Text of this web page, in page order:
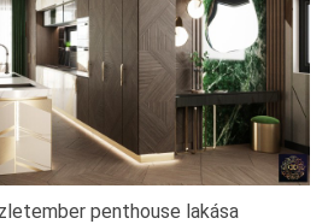
penthouse lakása